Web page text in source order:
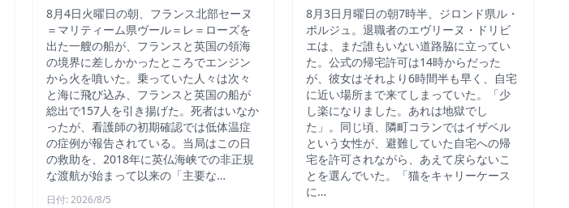
8月4日火曜日の朝、フランス北部セーヌ
＝マリティーム県ヴール＝レ＝ローズを
出た一艘の船が、フランスと英国の領海
の境界に差しかかったところでエンジン
から火を噴いた。乗っていた人々は次々
と海に飛び込み、フランスと英国の船が
総出で157人を引き揚げた。死者はいなか
ったが、看護師の初期確認では低体温症
の症例が報告されている。当局はこの日
の救助を、2018年に英仏海峡での非正規
な渡航が始まって以来の「主要な…
日付: 2026/8/5
8月3日月曜日の朝7時半、ジロンド県ル・
ポルジュ。退職者のエヴリーヌ・ドリビ
エは、まだ誰もいない道路脇に立ってい
た。公式の帰宅許可は14時からだった
が、彼女はそれより6時間半も早く、自宅
に近い場所まで来てしまっていた。「少
し楽になりました。あれは地獄でし
た」。同じ頃、隣町コランではイザベル
という女性が、避難していた自宅への帰
宅を許可されながら、あえて戻らないこ
とを選んでいた。「猫をキャリーケース
に…